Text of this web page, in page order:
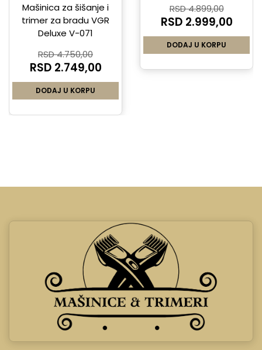
Mašinica za šišanje i
trimer za bradu VGR
Deluxe V-071
RSD 4.750,00
RSD 2.749,00
DODAJ U KORPU
RSD 4.899,00
RSD 2.999,00
DODAJ U KORPU